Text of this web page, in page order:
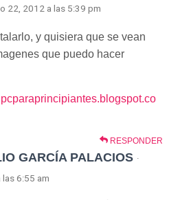
22, 2012 a las 5:39 pm
y quisiera que se vean
que puedo hacer
RESPONDER
GARCÍA PALACIOS ·
6:55 am